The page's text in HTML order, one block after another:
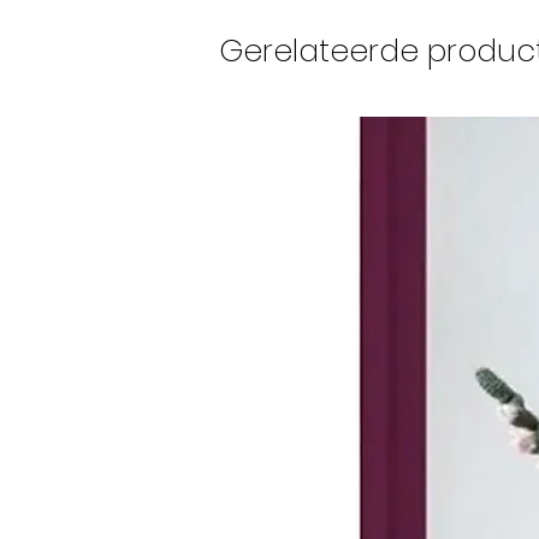
Gerelateerde